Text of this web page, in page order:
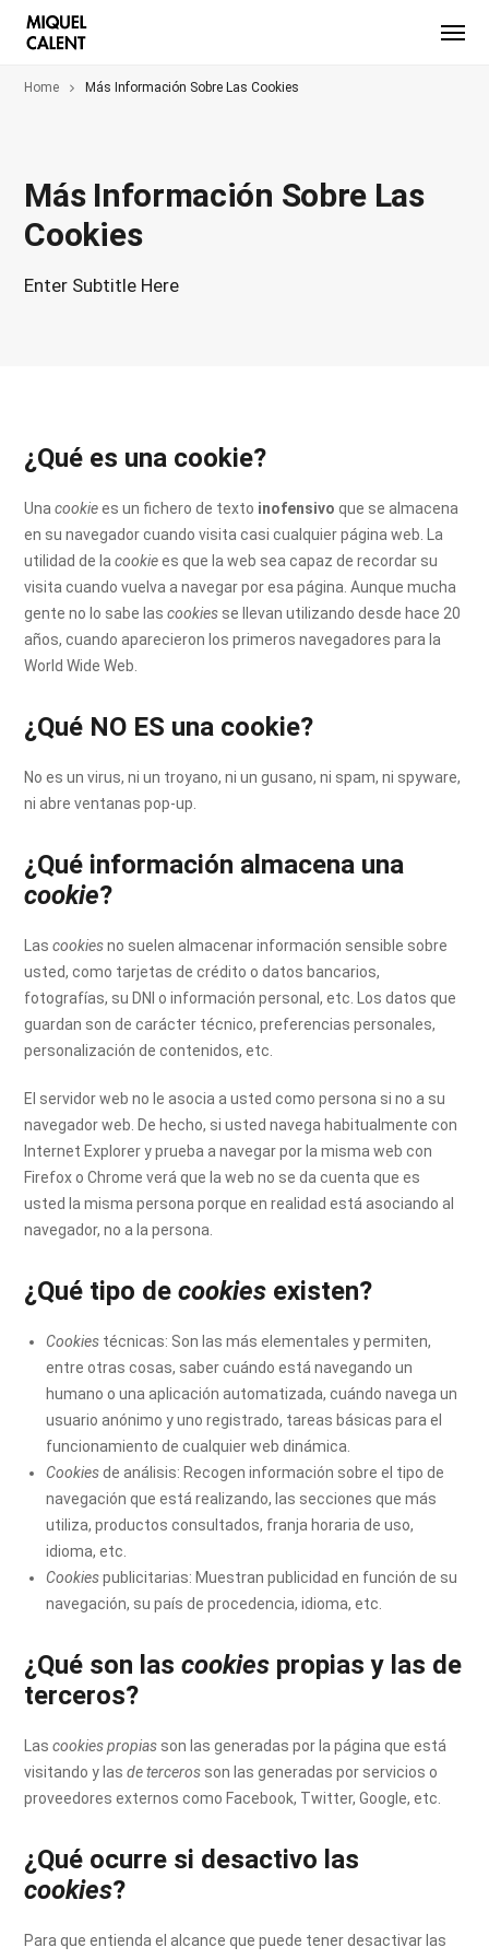
Home Más Información Sobre Las Cookies
Más Información Sobre Las
Cookies
Enter Subtitle Here
¿Qué es una cookie?
Unacookiees un fichero de texto inofensivo que se almacena
en su navegador cuando visita casi cualquier página web. La
utilidad de lacookiees que la web sea capaz de recordar su
visita cuando vuelva a navegar por esa página. Aunque mucha
gente no lo sabe lascookies se llevan utilizando desde hace 20
años, cuando aparecieron los primeros navegadores para la
World Wide Web.
¿Qué NO ES una cookie?
No es un virus, ni un troyano, ni un gusano, ni spam, ni spyware,
ni abre ventanas pop-up.
¿Qué información almacena una
cookie?
Lascookiesno suelen almacenar información sensible sobre
usted, como tarjetas de crédito o datos bancarios,
fotografías, su DNI o información personal, etc. Los datos que
guardan son de carácter técnico, preferencias personales,
personalización de contenidos, etc.
El servidor web no le asocia a usted como persona si no a su
navegador web. De hecho, si usted navega habitualmente con
Internet Explorer y prueba a navegar por la misma web con
Firefox o Chrome verá que la web no se da cuenta que es
usted la misma persona porque en realidad está asociando al
navegador, no a la persona.
¿Qué tipo decookies existen?
Cookies técnicas: Son las más elementales y permiten,
entre otras cosas, saber cuándo está navegando un
humano o una aplicación automatizada, cuándo navega un
usuario anónimo y uno registrado, tareas básicas para el
funcionamiento de cualquier web dinámica.
Cookiesde análisis: Recogen información sobre el tipo de
navegación que está realizando, las secciones que más
utiliza, productos consultados, franja horaria de uso,
idioma, etc.
Cookiespublicitarias: Muestran publicidad en función de su
navegación, su país de procedencia, idioma, etc.
¿Qué son lascookies propias y las de
terceros?
Lascookies propias son las generadas por la página que está
visitando y lasde terceros son las generadas por servicios o
proveedores externos como Facebook, Twitter, Google, etc.
¿Qué ocurre si desactivo las
cookies?
Para que entienda el alcance que puede tener desactivar las